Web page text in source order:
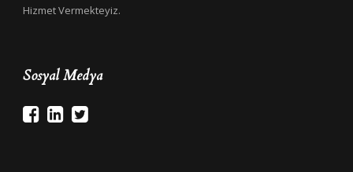
Hizmet Vermekteyiz.
Sosyal Medya